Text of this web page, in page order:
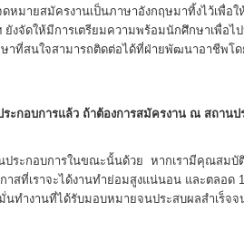
หมายสมัครงานเป็นภาษาอังกฤษมาทิ้งไว้เพื่อ
งจัดให้มีการเตรียมความพร้อมนักศึกษาเพื่อไ
ที่สนใจสามารถติดต่อได้ที่ฝ่ายพัฒนาอาชีพโด
ะกอบการแล้ว ถ้าต้องการสมัครงาน ณ สถาน
ประกอบการในขณะนั้นด้วย หากเรามีคุณสมบั
าสที่เราจะได้งานทำย่อมสูงแน่นอน และตลอด
นทำงานที่ได้รับมอบหมายจนประสบผลสำเร็จ